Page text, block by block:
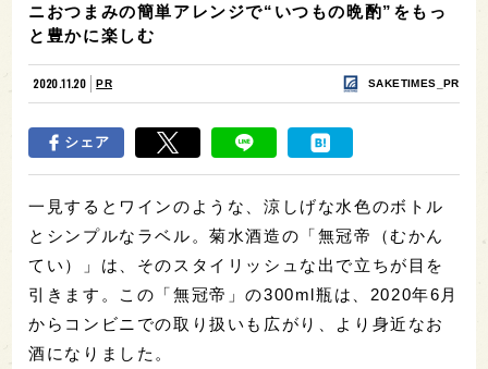
ニおつまみの簡単アレンジで“いつもの晩酌”をもっ
と豊かに楽しむ
2020.11.20 PR SAKETIMES_PR
シェア
一見するとワインのような、涼しげな水色のボトル
とシンプルなラベル。菊水酒造の「無冠帝（むかん
てい）」は、そのスタイリッシュな出で立ちが目を
引きます。この「無冠帝」の300ml瓶は、2020年6月
からコンビニでの取り扱いも広がり、より身近なお
酒になりました。